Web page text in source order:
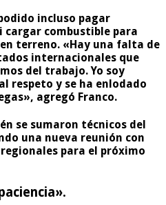
incluso pagar
cargar combustible para
terreno. «Hay una falta de
internacionales que
del trabajo. Yo soy
respeto y se ha enlodado
agregó Franco.
se sumaron técnicos del
una nueva reunión con
para el próximo